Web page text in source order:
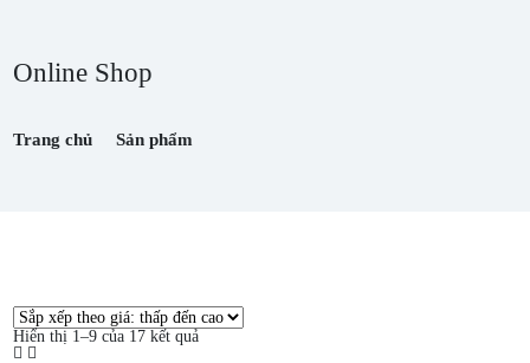
Online Shop
Trang chủ Sản phẩm
Hiển thị 1–9 của 17 kết quả